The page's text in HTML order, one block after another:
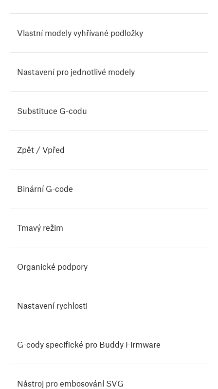
Vlastní modely vyhřívané podložky
Nastavení pro jednotlivé modely
Substituce G-codu
Zpět / Vpřed
Binární G-code
Tmavý režim
Organické podpory
Nastavení rychlosti
G-cody specifické pro Buddy Firmware
Nástroj pro embosování SVG